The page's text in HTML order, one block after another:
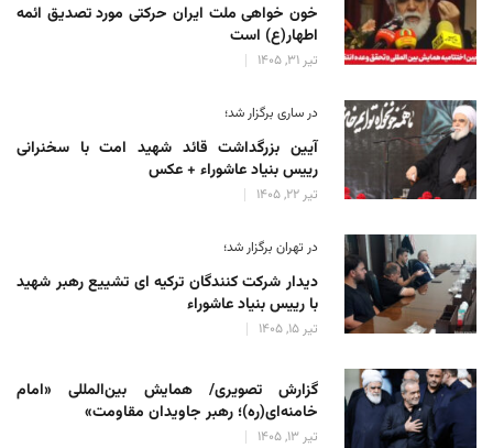
خون خواهی ملت ایران حرکتی مورد تصدیق ائمه
اطهار(ع) است
تیر 31, 1405
در ساری برگزار شد؛
آیین بزرگداشت قائد شهید امت با سخنرانی
رییس بنیاد عاشوراء + عکس
تیر 22, 1405
در تهران برگزار شد؛
دیدار شرکت کنندگان ترکیه ای تشییع رهبر شهید
با رییس بنیاد عاشوراء
تیر 15, 1405
گزارش تصویری/ همایش بین‌المللی «امام
خامنه‌ای(ره)؛ رهبر جاویدان مقاومت»
تیر 13, 1405